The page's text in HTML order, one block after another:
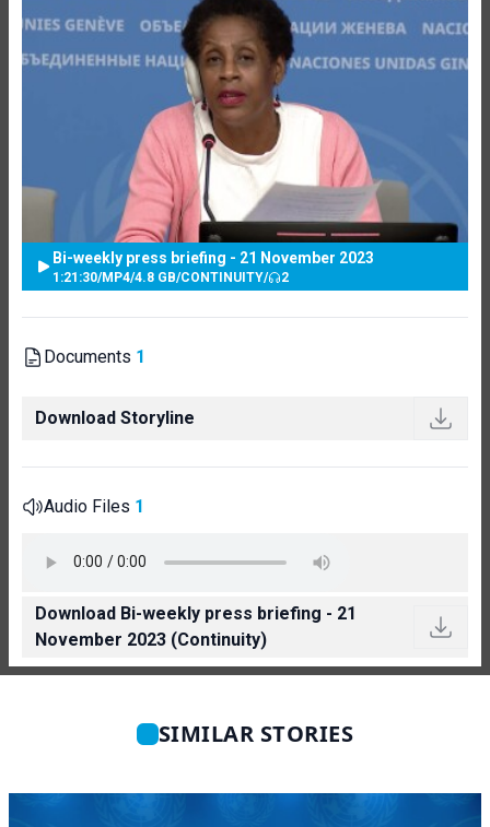
Bi-weekly press briefing - 21 November 2023
1:21:30/MP4/4.8 GB/CONTINUITY/ 2
Documents 1
Download Storyline
Audio Files 1
Download Bi-weekly press briefing - 21
November 2023 (Continuity)
SIMILAR STORIES